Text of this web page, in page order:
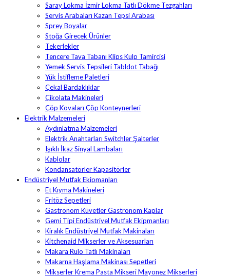
Saray Lokma İzmir Lokma Tatlı Dökme Tezgahları
Servis Arabaları Kazan Tepsi Arabası
Sprey Boyalar
Stoğa Girecek Ürünler
Tekerlekler
Tencere Tava Tabanı Klips Kulp Tamircisi
Yemek Servis Tepsileri Tabldot Tabağı
Yük İstifleme Paletleri
Çekal Bardaklıklar
Çikolata Makineleri
Çöp Kovaları Çöp Konteynerleri
Elektrik Malzemeleri
Aydınlatma Malzemeleri
Elektrik Anahtarları Switchler Şalterler
Işıklı İkaz Sinyal Lambaları
Kablolar
Kondansatörler Kapasitörler
Endüstriyel Mutfak Ekipmanları
Et Kıyma Makineleri
Fritöz Sepetleri
Gastronom Küvetler Gastronom Kaplar
Gemi Tipi Endüstriyel Mutfak Ekipmanları
Kiralık Endüstriyel Mutfak Makinaları
Kitchenaid Mikserler ve Aksesuarları
Makara Rulo Tatlı Makinaları
Makarna Haşlama Makinası Sepetleri
Mikserler Krema Pasta Mikseri Mayonez Mikserleri